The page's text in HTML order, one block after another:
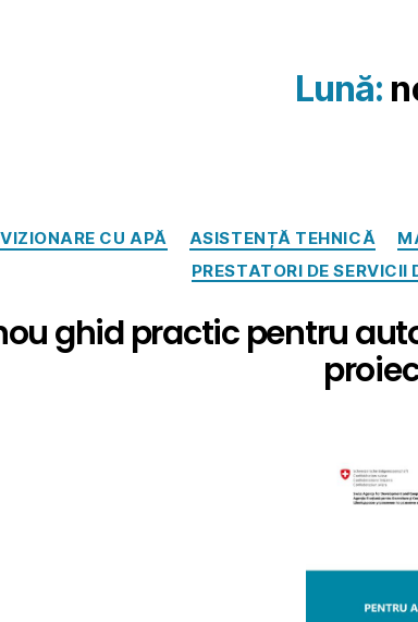
Lună:
CU APĂ ASISTENȚĂ TEHNICĂ
PRESTATORI DE
ghid practic pentru